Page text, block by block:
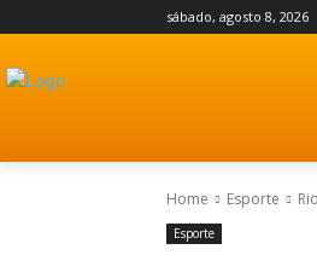
sábado, agosto 8, 2026
Home Esporte
Esporte